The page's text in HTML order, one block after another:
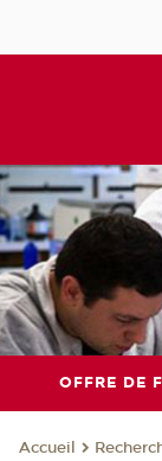
OFFRE DE
Accueil